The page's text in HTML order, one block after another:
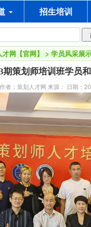
招生培训
网【官网】 > 学员风采展
期策划师培训班学员
作者：策划人才网 来源： 日期：